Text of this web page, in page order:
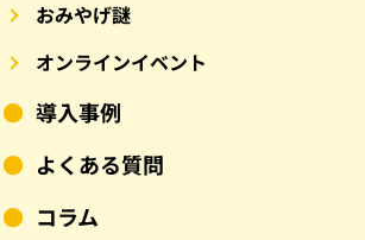
おみやげ謎
オンラインイベント
導入事例
よくある質問
コラム